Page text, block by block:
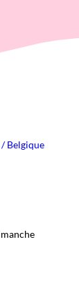
Belgique